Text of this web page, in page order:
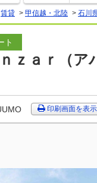
賃貸 > 甲信越・北陸 > 石川
ト
ｚａｒ（
印刷画面を表示